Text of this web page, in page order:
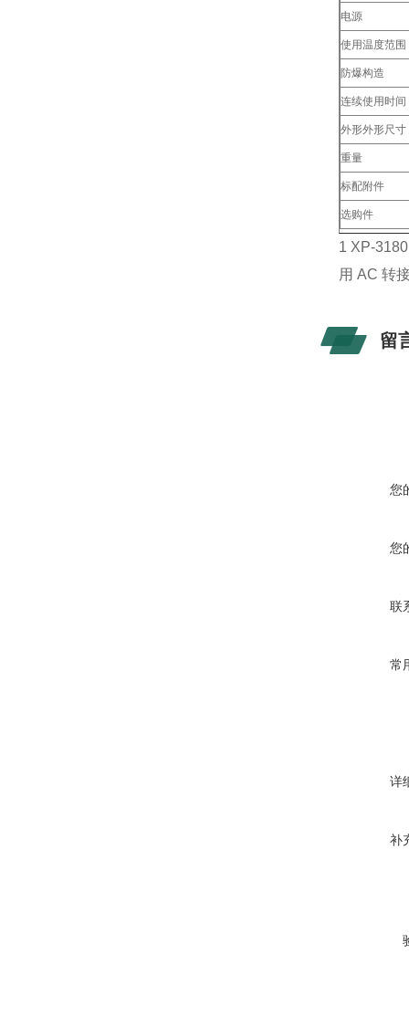
电源
使用温度范围
防爆构造
连续使用时
外形外形尺寸
重量
标配附件
选购件
1 XP-
用 AC 转
留
您
您
联
常
详
补